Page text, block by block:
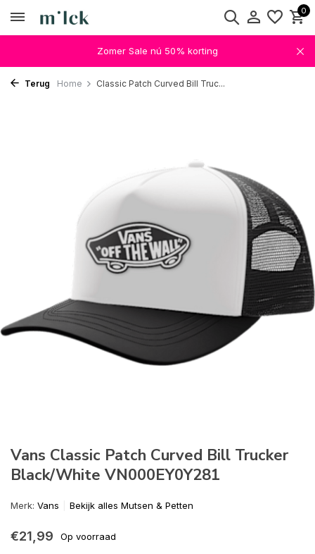
0
Zomer Sale nú 50% korting
Terug Home Classic Patch Curved Bill Truc...
Vans Classic Patch Curved Bill Trucker
Black/White VN000EY0Y281
Merk: Vans Bekijk alles Mutsen & Petten
€21,99 Op voorraad